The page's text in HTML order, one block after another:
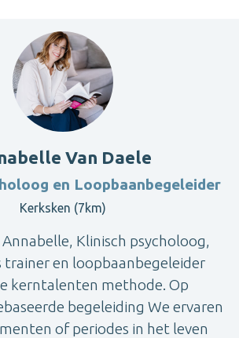
Van Daele
en Loopbaanbegeleider
Kerksken (7km)
Klinisch psycholoog,
trainer en loopbaanbegeleider
kerntalenten methode. Op
begeleiding We ervaren
of periodes in het leven